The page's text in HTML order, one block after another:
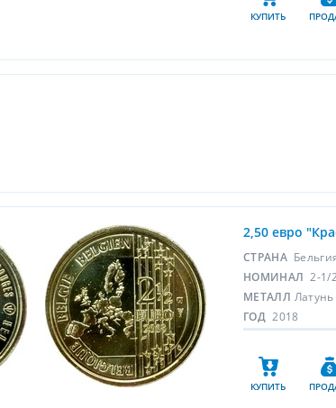
КУПИТЬ
2,50 евро
СТРАНА
НОМИНАЛ 2-1/
МЕТАЛЛ Латунь
ГОД 2018
КУПИТЬ